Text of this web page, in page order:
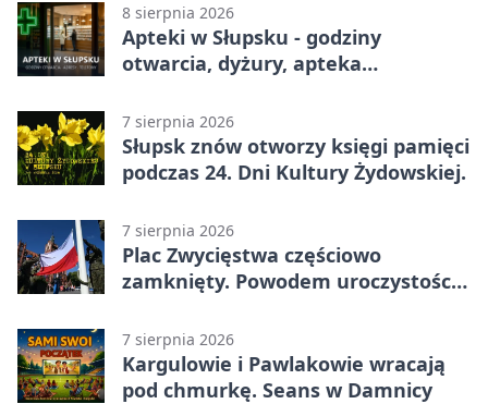
8 sierpnia 2026
Apteki w Słupsku - godziny
otwarcia, dyżury, apteka
7 sierpnia 2026
Słupsk znów otworzy księgi pamięci
podczas 24. Dni Kultury Żydowskiej.
7 sierpnia 2026
Plac Zwycięstwa częściowo
zamknięty. Powodem uroczystości
7 sierpnia 2026
Kargulowie i Pawlakowie wracają
pod chmurkę. Seans w Damnicy